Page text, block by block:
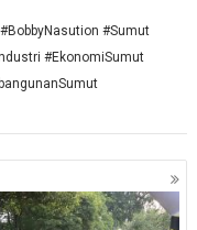
#BobbyNasution #Sumut
#EkonomiSumut